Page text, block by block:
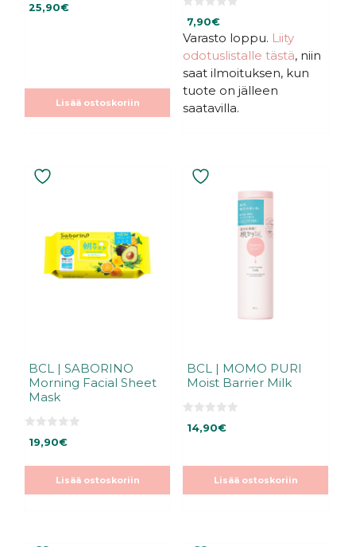
525,90€
Lisää ostoskoriin
5
:
s
t
ä
7,90€
Varasto loppu. Liity
odotuslistalle tästä, niin
saat ilmoituksen, kun
tuote on jälleen
saatavilla.
BCL | SABORINO
Morning Facial Sheet
Mask
0
s
19,90€
Lisää ostoskoriin
BCL | MOMO PURI
Moist Barrier Milk
0
14,90€
Lisää ostoskoriin